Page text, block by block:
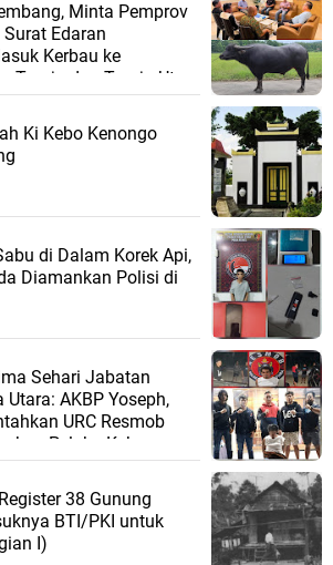
Minta Pemprov
Edaran
Kerbau ke
Toraja dan Toraja Utara
Ki Kebo Kenongo
di Dalam Korek Api,
Diamankan Polisi di
Sehari Jabatan
Utara: AKBP Yoseph,
URC Resmob
Pelaku Kekerasan
Bawah Umur
38 Gunung
BTI/PKI untuk
I)